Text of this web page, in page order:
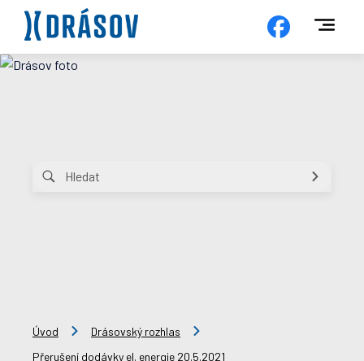
Úvod
Drásovský rozhlas
Přerušení dodávky el. energie 20.5.2021